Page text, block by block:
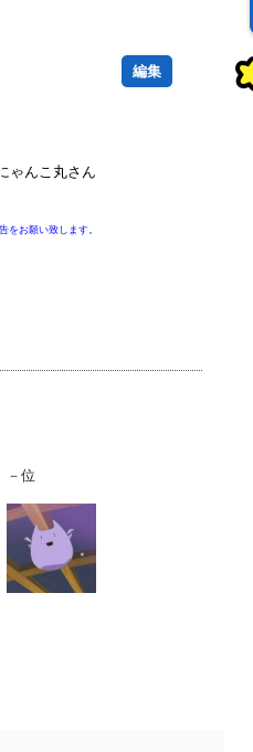
編集
ゃんこ丸さん
をお願い致します。
－位